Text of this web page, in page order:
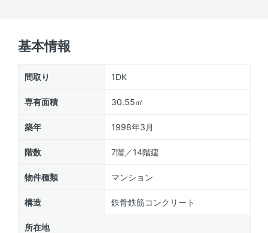
基本情報
間取り 1DK
専有面積 30.55㎡
築年 1998年3月
階数 7階／14階建
物件種類 マンション
構造 鉄骨鉄筋コンクリート
所在地